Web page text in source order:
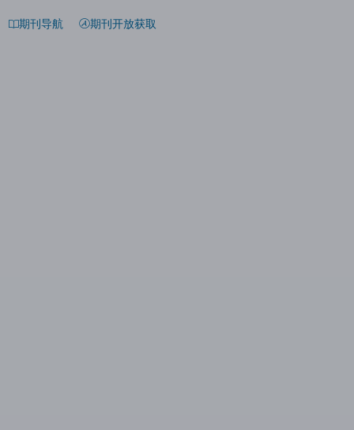
期刊导航 期刊开放获取